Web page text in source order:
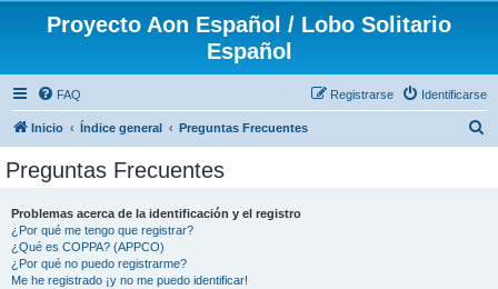
Proyecto Aon Español / Lobo Solitario
Español
FAQ Identificarse
Registrarse
Inicio Índice general Preguntas Frecuentes
Preguntas Frecuentes
Problemas acerca de la identificación y el registro
¿Por qué me tengo que registrar?
¿Qué es COPPA? (APPCO)
¿Por qué no puedo registrarme?
Me he registrado ¡y no me puedo identificar!